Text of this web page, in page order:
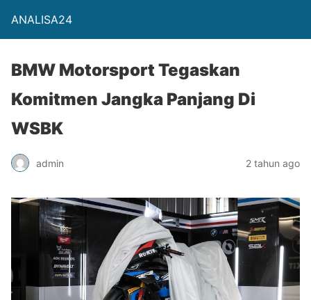
ANALISA24
BMW Motorsport Tegaskan
Komitmen Jangka Panjang Di
WSBK
admin 2 tahun ago